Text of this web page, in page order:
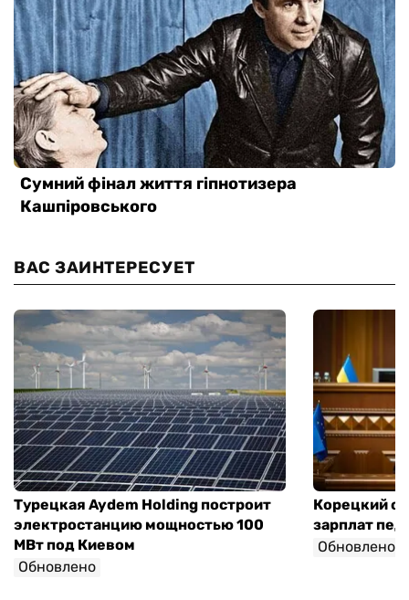
ВАС ЗАИНТЕРЕСУЕТ
Турецкая Aydem Holding построит
электростанцию мощностью 100
МВт под Киевом
Обновлено
Корецкий
зарплат
Обновлено